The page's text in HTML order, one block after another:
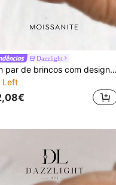
Dazzlight
Um par de brincos com design floral, cravejados com diamantes de moissanita de 0,5 quilates, em prata de lei 925. Perfeitos para casamentos, noivados, aniversários e um ótimo presente.
Left